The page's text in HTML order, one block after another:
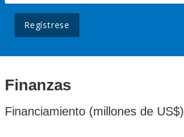
Regístrese
Finanzas
Financiamiento (millones de US$)